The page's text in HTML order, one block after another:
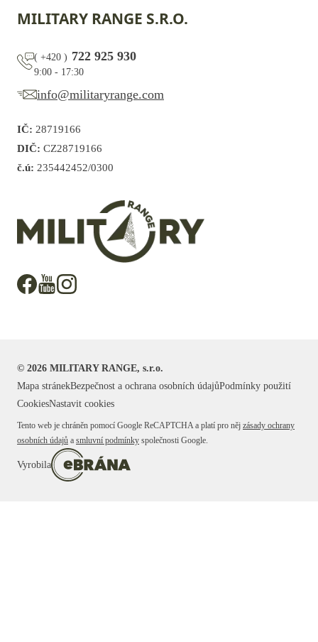
MILITARY RANGE S.R.O.
( +420 ) 722 925 930
9:00 - 17:30
info@militaryrange.com
IČ: 28719166
DIČ: CZ28719166
č.ú: 235442452/0300
© 2026 MILITARY RANGE, s.r.o.
Mapa stránekBezpečnost a ochrana osobních údajůPodmínky použití
CookiesNastavit cookies
Tento web je chráněn pomocí Google ReCAPTCHA a platí pro něj zásady ochrany
osobních údajů a smluvní podmínky společnosti Google.
Vyrobila